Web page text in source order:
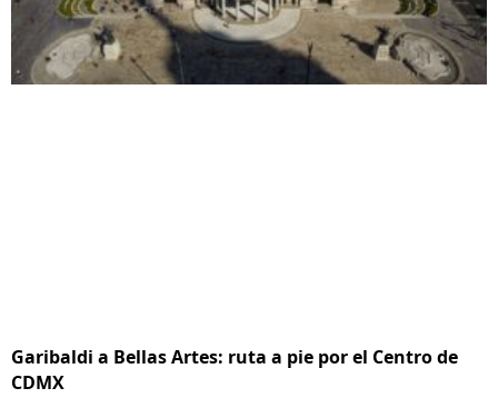
Garibaldi a Bellas Artes: ruta a pie por el Centro de
CDMX